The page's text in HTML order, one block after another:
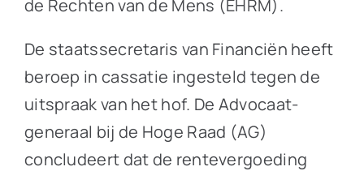
de Rechten van de Mens (EHRM).
De staatssecretaris van Financiën heeft
beroep in cassatie ingesteld tegen de
uitspraak van het hof. De Advocaat-
generaal bij de Hoge Raad (AG)
concludeert dat de rentevergoeding